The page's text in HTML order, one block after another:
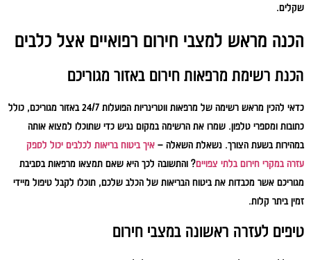
שקלים.
הכנה מראש למצבי חירום רפואיים אצל כלבים
הכנת רשימת מרפאות חירום באזור מגוריכם
כדאי להכין מראש רשימה של מרפאות ווטרינריות הפועלות 24/7 באזור מגוריכם, כולל
כתובות ומספרי טלפון. שמרו את הרשימה במקום נגיש כדי שתוכלו למצוא אותה
במהירות בשעת הצורך. נשאלת השאלה – איך ביטוח בריאות לכלבים יכול לספק
עזרה במקרי חירום בלתי צפויים? והתשובה לכך היא שאם תמצאו מרפאות בסביבת
מגוריכם אשר מכבדות את ביטוח הבריאות של הכלב שלכם, תוכלו לקבל טיפול מיידי
זמין ביתר קלות.
טיפים לעזרה ראשונה במצבי חירום